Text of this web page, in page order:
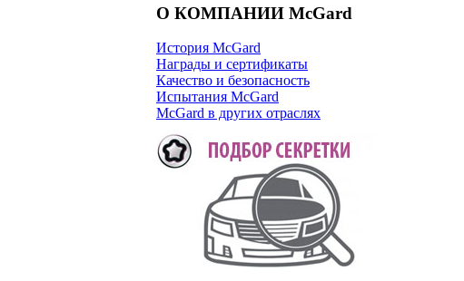
О КОМПАНИИ McGard
История McGard
Награды и сертификаты
Качество и безопасность
Испытания McGard
McGard в других отраслях